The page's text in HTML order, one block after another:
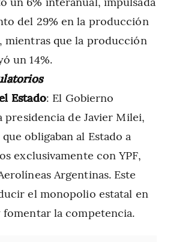
del 29% en la producción
mientras que la producción
un 14%.
Estado: El Gobierno
presidencia de Javier Milei,
obligaban al Estado a
exclusivamente con YPF,
Argentinas. Este
el monopolio estatal en
la competencia.